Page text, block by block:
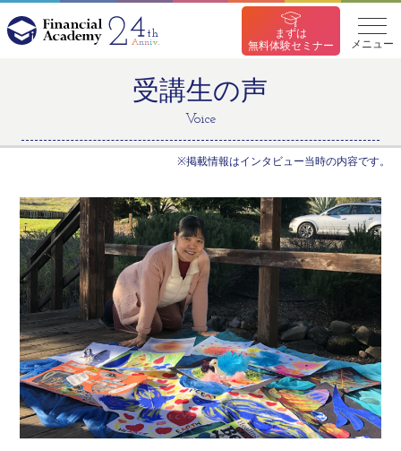
まずは
無料体験セミナー
メニュー
受講生の声
Voice
※掲載情報はインタビュー当時の内容です。